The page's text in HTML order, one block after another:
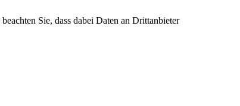
Sie, dass dabei Daten an Drittanbieter